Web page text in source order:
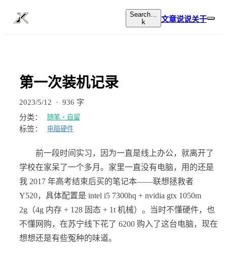
Search…
k
文章说说关于
第一次装机记录
2023/5/12 · 936 字
分类：
随笔・自留
标签： 电脑硬件
前一段时间实习，因为一直是线上办公，就离开了
学校在家呆了一个多月。家里一直没有电脑，用的还是
我 2017 年高考结束后买的笔记本——联想拯救者
Y520，具体配置是 intel i5 7300hq + nvidia gtx 1050m
2g（4g 内存 + 128 固态 + 1t 机械）。当时不懂硬件，也
不懂网购，在苏宁线下花了 6200 购入了这台电脑，现在
想想还是有些冤种的味道。